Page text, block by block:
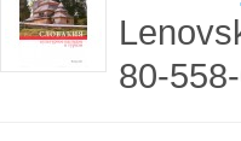
80-